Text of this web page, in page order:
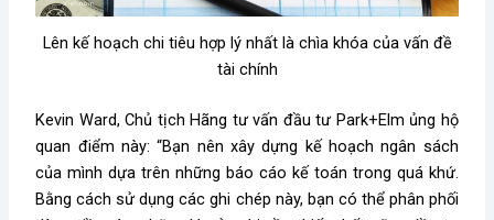
Lên kế hoạch chi tiêu hợp lý nhất là chìa khóa của vấn đề
tài chính
Kevin Ward, Chủ tịch Hãng tư vấn đầu tư Park+Elm ủng hộ
quan điểm này: “Bạn nên xây dựng kế hoạch ngân sách
của mình dựa trên những báo cáo kế toán trong quá khứ.
Bằng cách sử dụng các ghi chép này, bạn có thể phân phối